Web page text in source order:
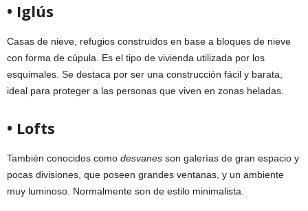
• Iglús
Casas de nieve, refugios construidos en base a bloques de nieve
con forma de cúpula. Es el tipo de vivienda utilizada por los
esquimales. Se destaca por ser una construcción fácil y barata,
ideal para proteger a las personas que viven en zonas heladas.
• Lofts
También conocidos como desvanes son galerías de gran espacio y
pocas divisiones, que poseen grandes ventanas, y un ambiente
muy luminoso. Normalmente son de estilo minimalista.